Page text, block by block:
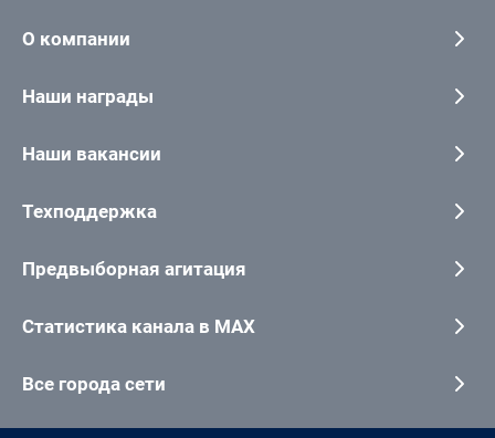
О компании
Наши награды
Наши вакансии
Техподдержка
Предвыборная агитация
Статистика канала в MAX
Все города сети